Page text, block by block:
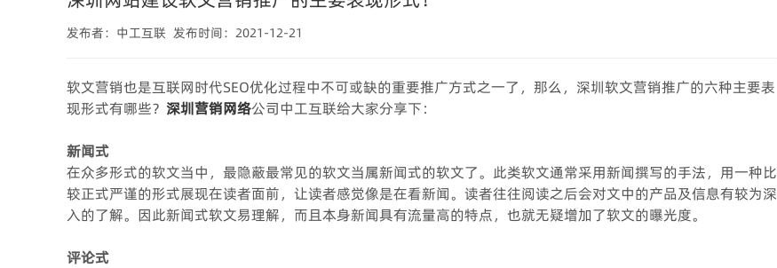
发布者：中工互联 发布时间：2021-12-21
软文营销也是互联网时代SEO优化过程中不可或缺的重要推广方式之一了，那么，深圳软文营销推广的六种主要表
现形式有哪些？ 深圳营销网络公司中工互联给大家分享下：
新闻式
在众多形式的软文当中，最隐蔽最常见的软文当属新闻式的软文了。此类软文通常采用新闻撰写的手法，用一种比
较正式严谨的形式展现在读者面前，让读者感觉像是在看新闻。读者往往阅读之后会对文中的产品及信息有较为深
入的了解。因此新闻式软文易理解，而且本身新闻具有流量高的特点，也就无疑增加了软文的曝光度。
评论式